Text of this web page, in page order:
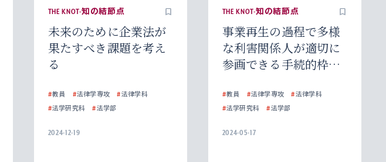
THE KNOT-知の結節点
未来のために企業法が
果たすべき課題を考え
る
#教員 #法律学専攻 #法律学科
#法学研究科 #法学部
2024-12-19
THE KNOT-知の結節点
事業再生の過程で多様
な利害関係人が適切に
参画できる手続的枠組
#教員 #法律学専攻 #法律学科
#法学研究科 #法学部
2024-05-17